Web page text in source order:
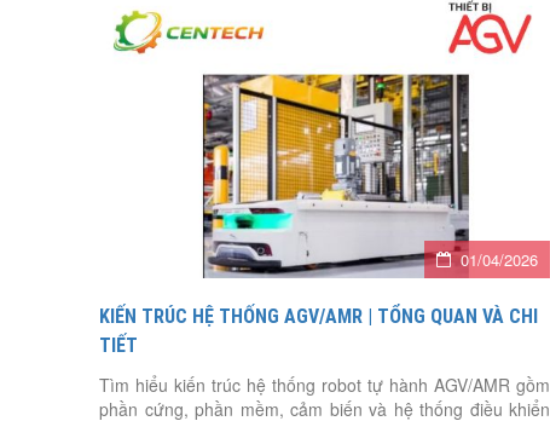
01/04/2026
KIẾN TRÚC HỆ THỐNG AGV/AMR | TỔNG QUAN VÀ CHI
TIẾT
Tìm hiểu kiến trúc hệ thống robot tự hành AGV/AMR gồm
phần cứng, phần mềm, cảm biến và hệ thống điều khiển